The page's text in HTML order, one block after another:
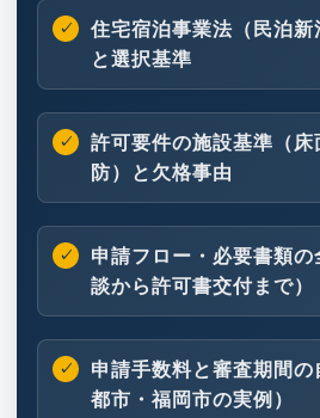
住宅宿泊事業法（民泊
と選択基準
許可要件の施設基準（床
防）と欠格事由
申請フロー・必要書類の
談から許可書交付まで）
申請手数料と審査期間
都市・福岡市の実例）